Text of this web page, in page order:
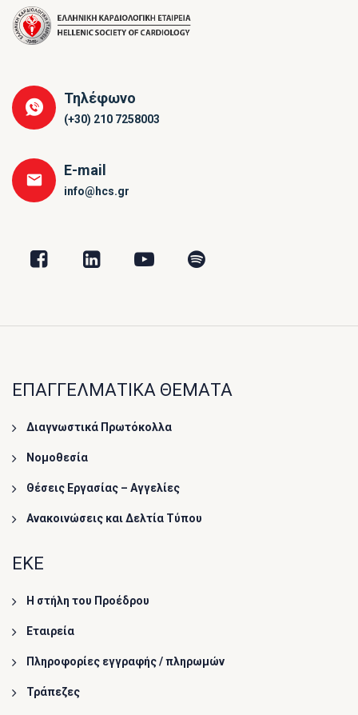
Τηλέφωνο
(+30) 210 7258003
E-mail
info@hcs.gr
ΕΠΑΓΓΕΛΜΑΤΙΚΑ ΘΕΜΑΤΑ
Διαγνωστικά Πρωτόκολλα
Νομοθεσία
Θέσεις Εργασίας – Αγγελίες
Ανακοινώσεις και Δελτία Τύπου
ΕΚΕ
Η στήλη του Προέδρου
Εταιρεία
Πληροφορίες εγγραφής / πληρωμών
Τράπεζες